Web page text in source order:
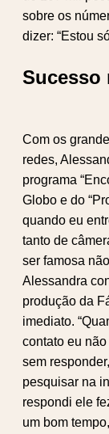
sobre os
dizer: “Estou
Sucesso
Com os
redes,
programa
Globo e do
quando eu
tanto de
ser famosa
Alessandra
produção da
imediato.
contato eu
sem
pesquisar na
respondi ele
um bom